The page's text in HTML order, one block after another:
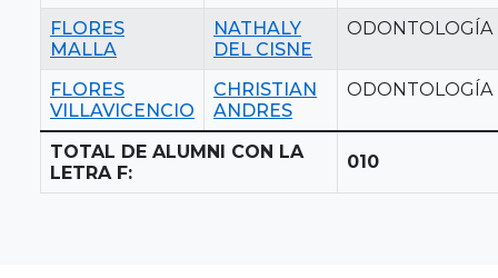
FLORES
MALLA
NATHALY
DEL CISNE
ODONTOLOGÍA
FLORES
VILLAVICENCIO
CHRISTIAN
ANDRES
ODONTOLOGÍA
TOTAL DE ALUMNI CON LA
LETRA F:
010